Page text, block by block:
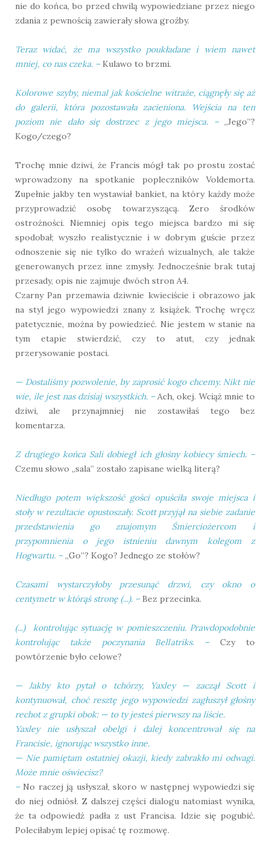
nie do końca, bo przed chwilą wypowiedziane przez niego
zdania z pewnością zawierały słowa groźby.
Teraz widać, że ma wszystko poukładane i wiem nawet
mniej, co nas czeka. –Kulawo to brzmi.
Kolorowe szyby, niemal jak kościelne witraże, ciągnęły się aż
do galerii, która pozostawała zacieniona. Wejścia na ten
poziom nie dało się dostrzec z jego miejsca.
–„Jego”?
Kogo/czego?
Trochę mnie dziwi, że Francis mógł tak po prostu zostać
wprowadzony na spotkanie popleczników Voldemorta.
Zupełnie jakby ten wystawiał bankiet, na który każdy może
przyprowadzić osobę towarzyszącą. Zero środków
ostrożności. Niemniej opis tego miejsca bardzo mi się
spodobał; wyszło realistycznie i w dobrym guście przez
odnoszenie się nie tylko do wrażeń wizualnych, ale także
generowanych przez inne zmysły. Jednocześnie brak tutaj
przesady, opis nie zajmuje dwóch stron A4.
Czarny Pan przemawia dziwnie kwieciście i obrazowo jak
na styl jego wypowiedzi znany z książek. Trochę wręcz
patetycznie, można by powiedzieć. Nie jestem w stanie na
tym etapie stwierdzić, czy to atut, czy jednak
przerysowanie postaci.
— Dostaliśmy pozwolenie, by zaprosić kogo chcemy. Nikt nie
wie, ile jest nas dzisiaj wszystkich. –Ach, okej. Wciąż mnie to
dziwi, ale przynajmniej nie zostawiłaś tego bez
komentarza.
Z drugiego końca Sali dobiegł ich głośny kobiecy śmiech. –
Czemu słowo „sala” zostało zapisane wielką literą?
Niedługo potem większość gości opuściła swoje miejsca i
stoły w rezultacie opustoszały. Scott przyjął na siebie zadanie
przedstawienia go znajomym Śmierciożercom i
przypomnienia o jego istnieniu dawnym kolegom z
Hogwartu. –„Go”? Kogo? Jednego ze stołów?
Czasami wystarczyłoby przesunąć drzwi, czy okno o
centymetr w którąś stronę (...). – Bez przecinka.
(...)
kontrolując sytuację w pomieszczeniu. Prawdopodobnie
kontrolując także poczynania Bellatriks. –Czy to
powtórzenie było celowe?
— Jakby kto pytał o tchórzy, Yaxley — zaczął Scott i
kontynuował, choć resztę jego wypowiedzi zagłuszył głośny
rechot z grupki obok: — to ty jesteś pierwszy na liście.
Yaxley nie usłyszał obelgi i dalej koncentrował się na
Francisie, ignorując wszystko inne.
— Nie pamiętam ostatniej okazji, kiedy zabrakło mi odwagi.
Może mnie oświecisz?
–No raczej ją usłyszał, skoro w następnej wypowiedzi się
do niej odniósł. Z dalszej części dialogu natomiast wynika,
że ta odpowiedź padła z ust Francisa. Idzie się pogubić.
Poleciłabym lepiej opisać tę rozmowę.